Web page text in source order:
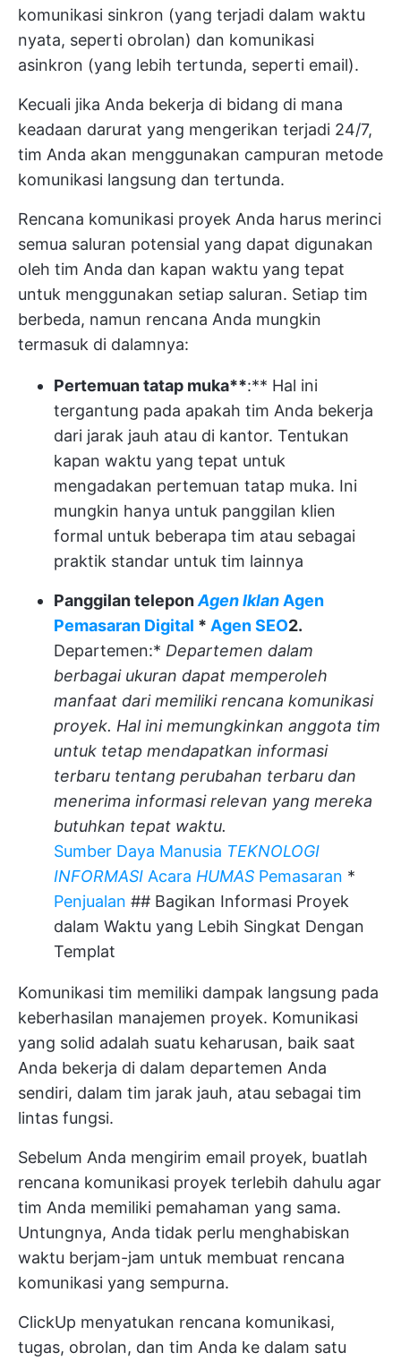
komunikasi sinkron (yang terjadi dalam waktu
nyata, seperti obrolan) dan komunikasi
asinkron (yang lebih tertunda, seperti email).
Kecuali jika Anda bekerja di bidang di mana
keadaan darurat yang mengerikan terjadi 24/7,
tim Anda akan menggunakan campuran metode
komunikasi langsung dan tertunda.
Rencana komunikasi proyek Anda harus merinci
semua saluran potensial yang dapat digunakan
oleh tim Anda dan kapan waktu yang tepat
untuk menggunakan setiap saluran. Setiap tim
berbeda, namun rencana Anda mungkin
termasuk di dalamnya:
Pertemuan tatap muka**:** Hal ini
tergantung pada apakah tim Anda bekerja
dari jarak jauh atau di kantor. Tentukan
kapan waktu yang tepat untuk
mengadakan pertemuan tatap muka. Ini
mungkin hanya untuk panggilan klien
formal untuk beberapa tim atau sebagai
praktik standar untuk tim lainnya
Panggilan teleponAgen Iklan Agen
Pemasaran Digital * Agen SEO2.
Departemen:* Departemen dalam
berbagai ukuran dapat memperoleh
manfaat dari memiliki rencana komunikasi
proyek. Hal ini memungkinkan anggota tim
untuk tetap mendapatkan informasi
terbaru tentang perubahan terbaru dan
menerima informasi relevan yang mereka
butuhkan tepat waktu.
Sumber Daya Manusia TEKNOLOGI
INFORMASI Acara HUMAS Pemasaran *
Penjualan ## Bagikan Informasi Proyek
dalam Waktu yang Lebih Singkat Dengan
Templat
Komunikasi tim memiliki dampak langsung pada
keberhasilan manajemen proyek. Komunikasi
yang solid adalah suatu keharusan, baik saat
Anda bekerja di dalam departemen Anda
sendiri, dalam tim jarak jauh, atau sebagai tim
lintas fungsi.
Sebelum Anda mengirim email proyek, buatlah
rencana komunikasi proyek terlebih dahulu agar
tim Anda memiliki pemahaman yang sama.
Untungnya, Anda tidak perlu menghabiskan
waktu berjam-jam untuk membuat rencana
komunikasi yang sempurna.
ClickUp menyatukan rencana komunikasi,
tugas, obrolan, dan tim Anda ke dalam satu